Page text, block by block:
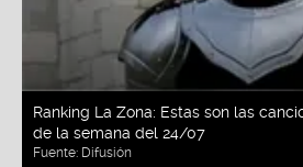
Ranking La Zona: Estas son las
de la semana del 24/07
Fuente: Difusión